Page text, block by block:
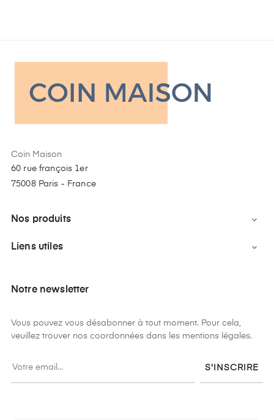
Coin Maison
60 rue françois 1er
75008 Paris - France
Nos produits 
Liens utiles 
Notre newsletter
Vous pouvez vous désabonner à tout moment. Pour cela,
veuillez trouver nos coordonnées dans les mentions légales.
S'INSCRIRE